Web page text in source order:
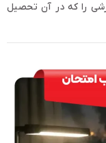
را که در آن تحصیل